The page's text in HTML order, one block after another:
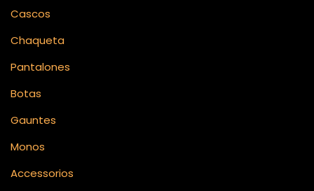
Cascos
Chaqueta
Pantalones
Botas
Gauntes
Monos
Accessorios